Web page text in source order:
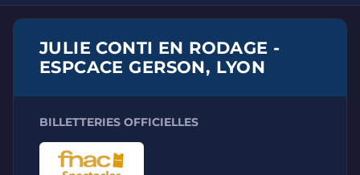
JULIE CONTI EN RODAGE -
ESPCACE GERSON, LYON
BILLETTERIES OFFICIELLES